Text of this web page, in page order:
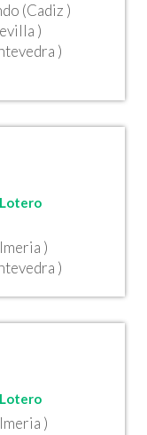
(Cadiz )
)
)
)
)
)